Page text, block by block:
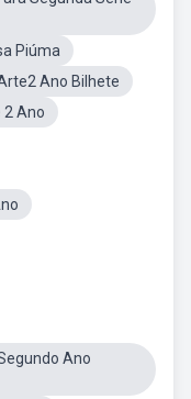
Piúma
Ano Bilhete
2 Ano
Ano